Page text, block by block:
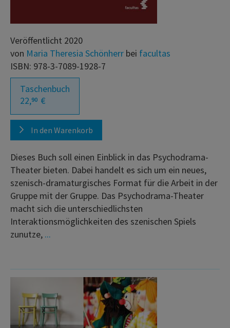
Veröffentlicht 2020
von Maria Theresia Schönherr bei facultas
ISBN: 978-3-7089-1928-7
Taschenbuch
22,90 €
In den Warenkorb
Dieses Buch soll einen Einblick in das Psychodrama-
Theater bieten. Dabei handelt es sich um ein neues,
szenisch-dramaturgisches Format für die Arbeit in der
Gruppe mit der Gruppe. Das Psychodrama-Theater
macht sich die unterschiedlichsten
Interaktionsmöglichkeiten des szenischen Spiels
zunutze, ...